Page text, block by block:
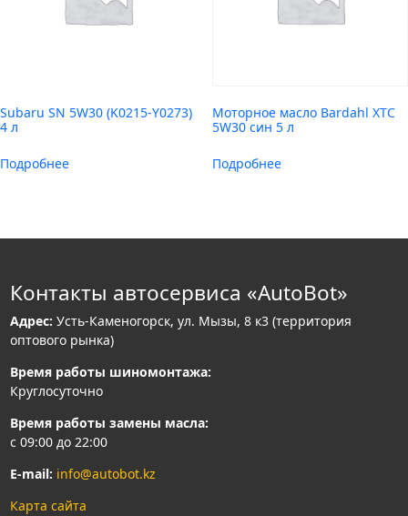
Subaru SN 5W30 (K0215-Y0273)
4 л
Подробнее
Моторное масло Bardahl XTC
5W30 син 5 л
Подробнее
Контакты автосервиса «AutoBot»
Адрес: Усть-Каменогорск, ул. Мызы, 8 к3 (территория
оптового рынка)
Время работы шиномонтажа:
Круглосуточно
Время работы замены масла:
с 09:00 до 22:00
E-mail: info@autobot.kz
Карта сайта